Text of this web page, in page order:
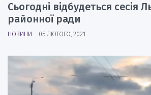
Сьогодні відбудеться сесія
районної ради
НОВИНИ 05 ЛЮТОГО, 2021